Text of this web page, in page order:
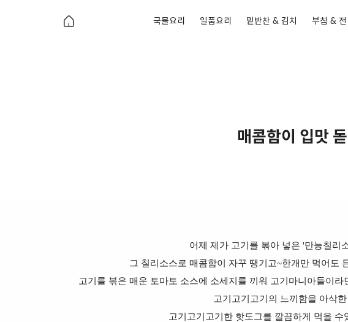
국물요리 일품요리 밑반찬 & 김치 부침 & 전
매콤함이 입맛
어제 제가 고기를 볶아 넣은 '만능칠리
그 칠리소스로 매콤함이 자꾸 땡기고~한개만 먹어도
고기를 볶은 매운 토마토 소스에 소세지를 끼워 고기마니아들이
고기고기고기의 느끼함을 아삭
고기고기고기한 핫도그를 깔끔하게 먹을 수